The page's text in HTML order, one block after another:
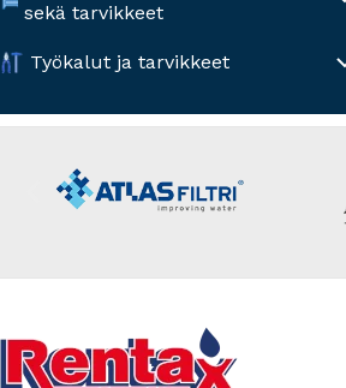
sekä tarvikkeet
Työkalut ja tarvikkeet